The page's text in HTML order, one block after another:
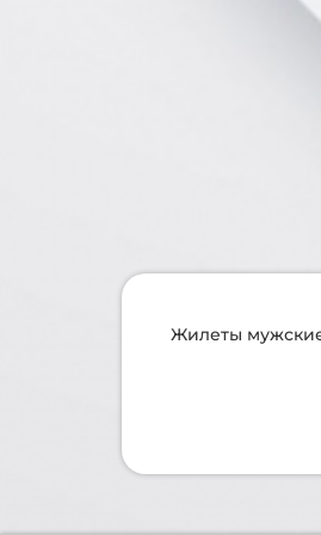
Жилеты